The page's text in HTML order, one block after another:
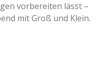
vorbereiten lässt –
mit Groß und Klein.